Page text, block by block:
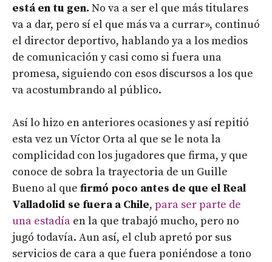
está en tu gen. No va a ser el que más titulares
va a dar, pero sí el que más va a currar», continuó
el director deportivo, hablando ya a los medios
de comunicación y casi como si fuera una
promesa, siguiendo con esos discursos a los que
va acostumbrando al público.
Así lo hizo en anteriores ocasiones y así repitió
esta vez un Víctor Orta al que se le nota la
complicidad con los jugadores que firma, y que
conoce de sobra la trayectoria de un Guille
Bueno al que firmó poco antes de que el Real
Valladolid se fuera a Chile, para ser parte de
una estadía en la que trabajó mucho, pero no
jugó todavía. Aun así, el club apretó por sus
servicios de cara a que fuera poniéndose a tono